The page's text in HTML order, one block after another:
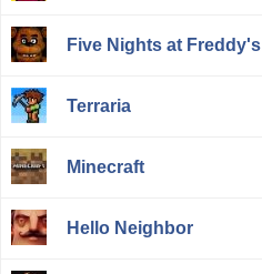
Five Nights at Freddy's
Terraria
Minecraft
Hello Neighbor